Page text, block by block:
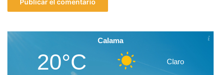
Calama
20°C Claro